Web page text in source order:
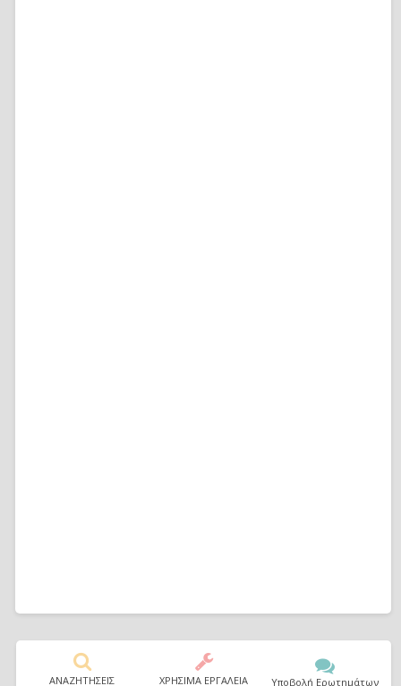
ΑΝΑΖΗΤΗΣΕΙΣ ΧΡΗΣΙΜΑ ΕΡΓΑΛΕΙΑ Υποβολή Ερωτημάτων